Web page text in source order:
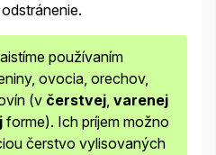
používaním
ovocia, orechov,
(v čerstvej, varenej
forme). Ich príjem možno
čerstvo vylisovaných